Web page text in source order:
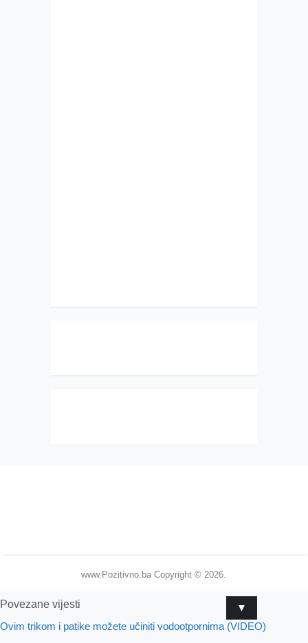
www.Pozitivno.ba Copyright © 2026.
▼
Povezane vijesti
Ovim trikom i patike možete učiniti vodootpornima (VIDEO)